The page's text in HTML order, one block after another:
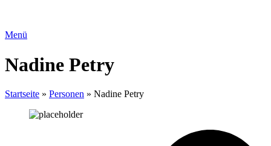
Menü
Nadine Petry
Startseite » Personen » Nadine Petry